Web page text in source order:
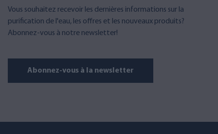
Vous souhaitez recevoir les dernières informations sur la
purification de l'eau, les offres et les nouveaux produits?
Abonnez-vous à notre newsletter!
Abonnez-vous à la newsletter